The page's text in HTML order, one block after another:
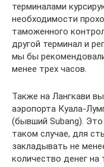
терминалами
необходимости
таможенного
другой терминал и
мы бы
менее трех часов.
Также на Лангкави
аэропорта Куала-
(бывший Subang). Это
таком случае, для
закладывать не
количество денег на